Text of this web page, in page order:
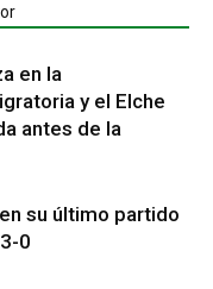
en la
y el Elche
antes de la
su último partido
0